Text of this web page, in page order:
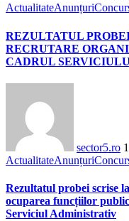
ActualitateAnunțuri
REZULTATUL
RECRUTARE
CADRUL
sector5.ro
ActualitateAnunțuri
Rezultatul probei scrise
ocuparea funcțiilor
Serviciul Administrativ